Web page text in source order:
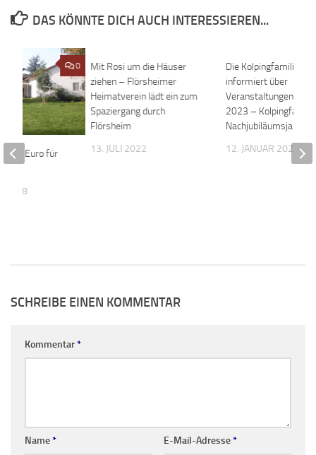
DAS KÖNNTE DICH AUCH INTERESSIEREN...
Mit Rosi um die Häuser
ziehen – Flörsheimer
Heimatverein lädt ein zum
Spaziergang durch
Flörsheim
13. JULI 2022
Die Kolpingfamilie
informiert über
Veranstaltungen im
2023 –
Nachjubiläumsjahr
12. JANUAR 2023
0
Euro für
2018
SCHREIBE EINEN KOMMENTAR
Kommentar*
Name* E-Mail-Adresse*